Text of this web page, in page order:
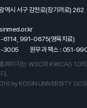
시 서구 감천로(장기려로) 262
6114, 991-0675(영육치료)
3005
원무과 팩스 : 051-
페이지는 W3C와 KWCAG 1.0
.
by KOSIN UNIVERSITY